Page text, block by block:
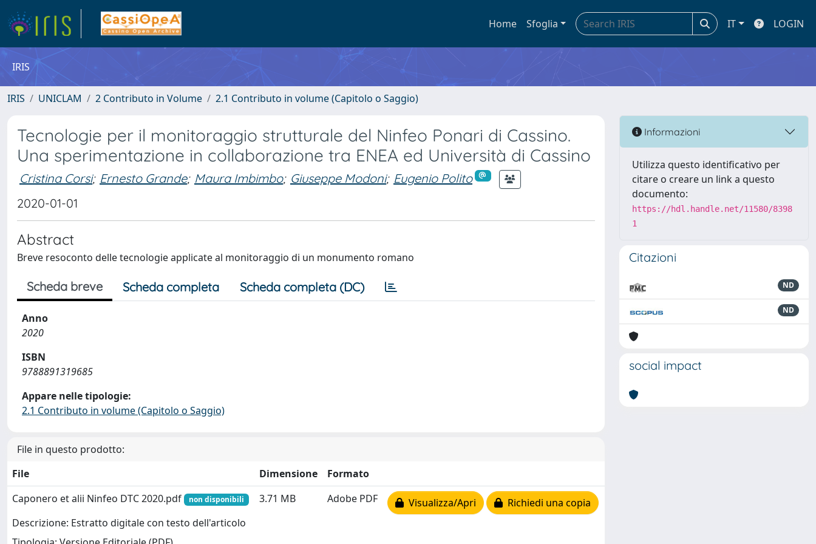
Home Sfoglia IT LOGIN
IRIS
IRIS UNICLAM 2 Contributo in Volume 2.1 Contributo in volume (Capitolo o Saggio)
Tecnologie per il monitoraggio strutturale del Ninfeo Ponari di Cassino.
Una sperimentazione in collaborazione tra ENEA ed Università di Cassino
Cristina Corsi; Ernesto Grande; Maura Imbimbo; Giuseppe Modoni; Eugenio Polito
2020-01-01
Abstract
Breve resoconto delle tecnologie applicate al monitoraggio di un monumento romano
Scheda breve Scheda completa Scheda completa (DC)
Anno
2020
ISBN
9788891319685
Appare nelle tipologie:
2.1 Contributo in volume (Capitolo o Saggio)
File in questo prodotto:
File
Dimensione
Formato
Caponero et alii Ninfeo DTC 2020.pdf
non disponibili
Descrizione: Estratto digitale con testo dell'articolo
3.71 MB Adobe PDF Visualizza/Apri Richiedi una copia
Informazioni
Utilizza questo identificativo per
citare o creare un link a questo
documento:
https://hdl.handle.net/11580/8398
1
Citazioni
ND
ND
social impact